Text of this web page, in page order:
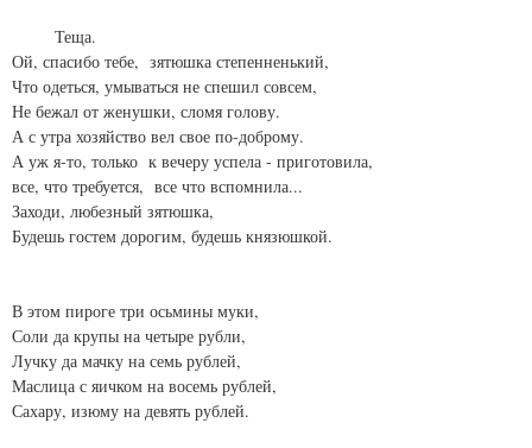
Теща.
Ой, спасибо тебе, зятюшка степенненький,
Что одеться, умываться не спешил совсем,
Не бежал от женушки, сломя голову.
А с утра хозяйство вел свое по-доброму.
А уж я-то, только к вечеру успела - приготовила,
все, что требуется, все что вспомнила...
Заходи, любезный зятюшка,
Будешь гостем дорогим, будешь князюшкой.
В этом пироге три осьмины муки,
Соли да крупы на четыре рубли,
Лучку да мачку на семь рублей,
Маслица с яичком на восемь рублей,
Сахару, изюму на девять рублей.